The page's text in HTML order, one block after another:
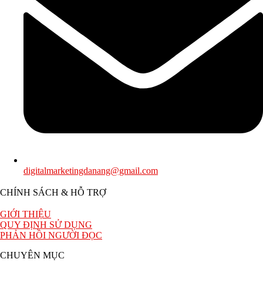
digitalmarketingdanang@gmail.com
CHÍNH SÁCH & HỖ TRỢ
GIỚI THIỆU
QUY ĐỊNH SỬ DỤNG
PHẢN HỒI NGƯỜI ĐỌC
CHUYÊN MỤC